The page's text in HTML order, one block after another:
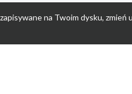
na Twoim dysku,